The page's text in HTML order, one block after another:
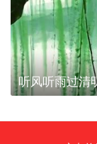
听风听雨过清